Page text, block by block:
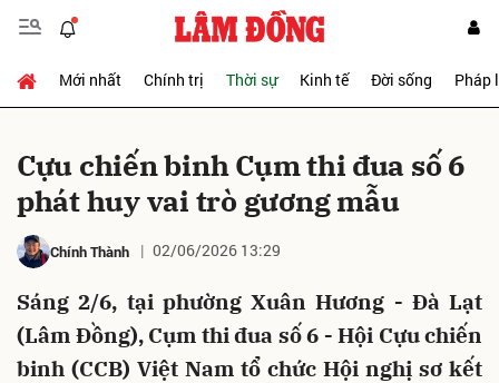
Mới nhất Chính trị Thời sự Kinh tế Đời sống Pháp
Cựu chiến binh Cụm thi đua số 6
phát huy vai trò gương mẫu
Chính Thành 02/06/2026 13:29
Sáng 2/6, tại phường Xuân Hương - Đà Lạt
(Lâm Đồng), Cụm thi đua số 6 - Hội Cựu chiến
binh (CCB) Việt Nam tổ chức Hội nghị sơ kết
Gửi bình luận
Hủy Gửi